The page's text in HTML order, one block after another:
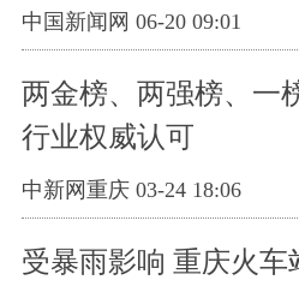
中国新闻网 06-20 09:01
两金榜、两强榜、一
行业权威认可
中新网重庆 03-24 18:06
受暴雨影响 重庆火车